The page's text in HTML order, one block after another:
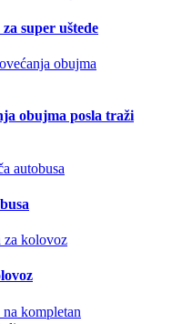
super uštede
obujma posla traži